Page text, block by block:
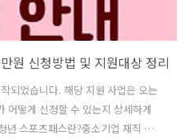
원 신청방법 및 지원대상 정리
되었습니다. 해당 지원 사업은 오는
어떻게 신청할 수 있는지 상세하게
스포츠패스란?중소기업 재직 중